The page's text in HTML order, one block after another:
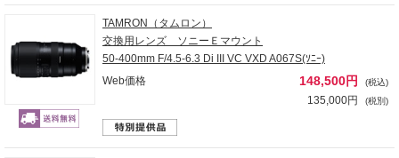
TAMRON（タムロン）
交換用レンズ ソニーＥマウント
50-400mm F/4.5-6.3 Di III VC VXD A067S(ｿﾆｰ)
Web価格
148,500円 (税込)
135,000円 (税別)